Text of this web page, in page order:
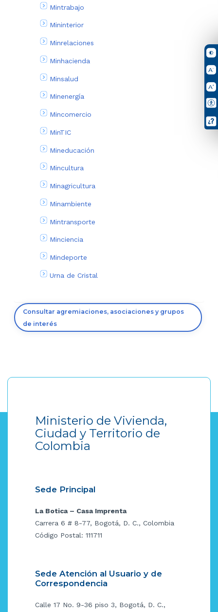
Mintrabajo
Mininterior
Minrelaciones
Minhacienda
Minsalud
Minenergía
Mincomercio
MinTIC
Mineducación
Mincultura
Minagricultura
Minambiente
Mintransporte
Minciencia
Mindeporte
Urna de Cristal
Consultar agremiaciones, asociaciones y grupos
de interés
Ministerio de Vivienda,
Ciudad y Territorio de
Colombia
Sede Principal
La Botica – Casa Imprenta
Carrera 6 # 8-77, Bogotá, D. C., Colombia
Código Postal: 111711
Sede Atención al Usuario y de
Correspondencia
Calle 17 No. 9-36 piso 3, Bogotá, D. C.,